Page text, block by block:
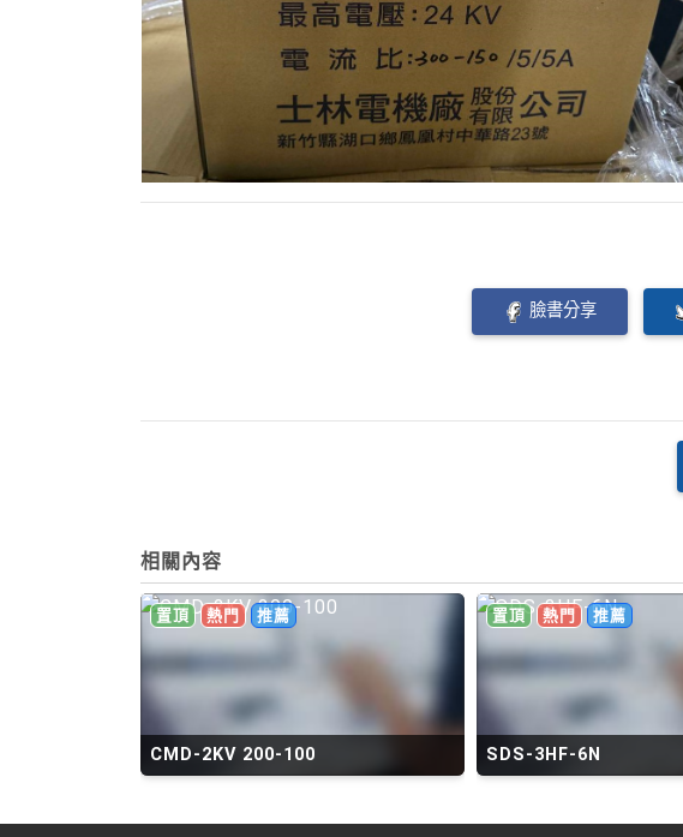
臉書分享
相關內容
置頂 熱門 推薦
CMD-2KV 200-100
置頂 熱門 推薦
SDS-3HF-6N